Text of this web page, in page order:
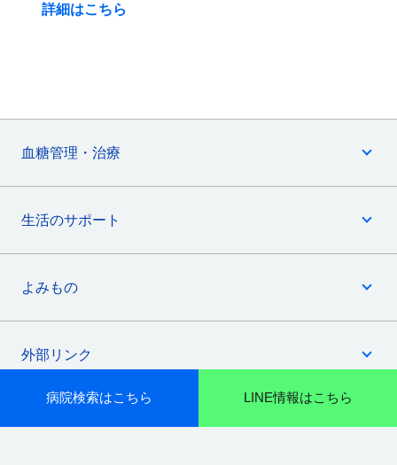
詳細はこちら
血糖管理・治療
生活のサポート
よみもの
外部リンク
病院検索はこちら LINE情報はこちら